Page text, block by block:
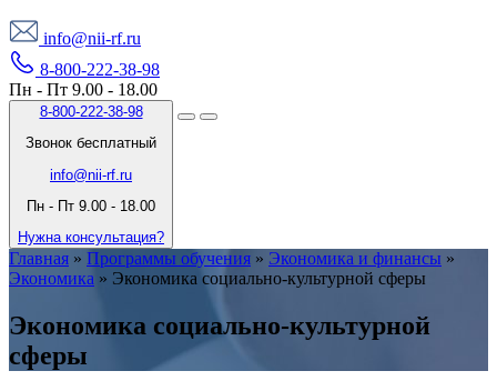
info@nii-rf.ru
8-800-222-38-98
Пн - Пт 9.00 - 18.00
8-800-222-38-98
Звонок бесплатный
info@nii-rf.ru
Пн - Пт 9.00 - 18.00
Нужна консультация?
Главная » Программы обучения » Экономика и финансы »
Экономика » Экономика социально-культурной сферы
Экономика социально-культурной
сферы